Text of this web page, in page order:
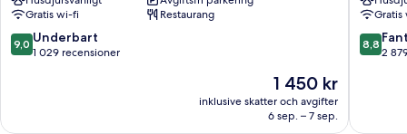
Gratis wi-fi
Restaurang
9.0
av
9,0 Underbart
1 029 recensioner
Priset
1 450 kr
1 450 kr
inklusive skatter och avgifter
6 sep. – 7 sep.
8.8
av
8,8
2